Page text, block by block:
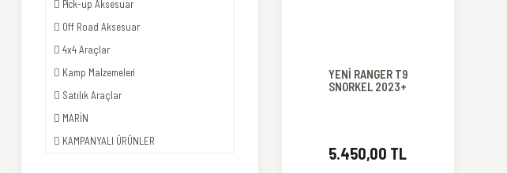
Pick-up Aksesuar
Off Road Aksesuar
4x4 Araçlar
Kamp Malzemeleri
Satılık Araçlar
MARİN
KAMPANYALI ÜRÜNLER
YENİ RANGER T9
SNORKEL 2023+
5.450,00 TL